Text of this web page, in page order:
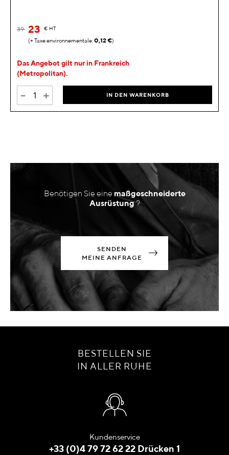
23 € HT
0,12 €
39
Das Angebot gilt nur in Frankreich
(Metropolitan).
- + IN DEN WARENKORB
Benötigen Sie einemaßgeschneiderte
Ausrüstung?
SENDEN
MEINE ANFRAGE
BESTELLEN SIE
IN ALLER RUHE
Kundenservice
+33 (0)4 79 72 62 22 Drücken 1